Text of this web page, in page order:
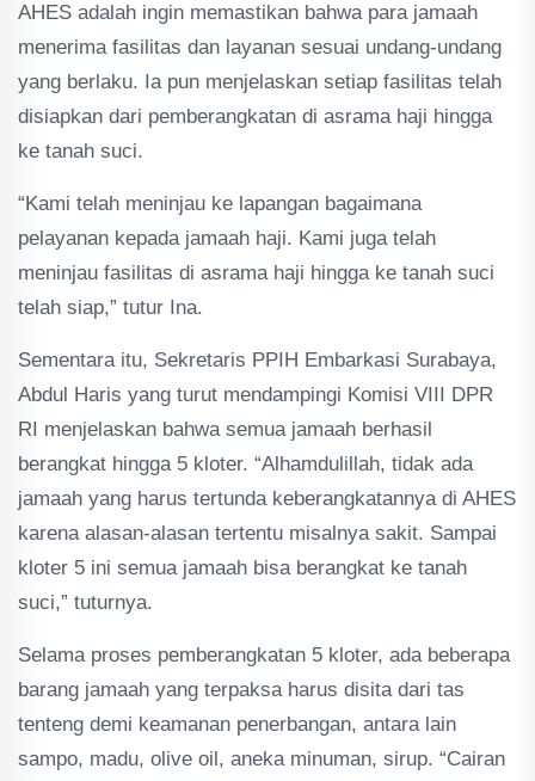
AHES adalah ingin memastikan bahwa para jamaah
menerima fasilitas dan layanan sesuai undang-undang
yang berlaku. Ia pun menjelaskan setiap fasilitas telah
disiapkan dari pemberangkatan di asrama haji hingga
ke tanah suci.
“Kami telah meninjau ke lapangan bagaimana
pelayanan kepada jamaah haji. Kami juga telah
meninjau fasilitas di asrama haji hingga ke tanah suci
telah siap,” tutur Ina.
Sementara itu, Sekretaris PPIH Embarkasi Surabaya,
Abdul Haris yang turut mendampingi Komisi VIII DPR
RI menjelaskan bahwa semua jamaah berhasil
berangkat hingga 5 kloter. “Alhamdulillah, tidak ada
jamaah yang harus tertunda keberangkatannya di AHES
karena alasan-alasan tertentu misalnya sakit. Sampai
kloter 5 ini semua jamaah bisa berangkat ke tanah
suci,” tuturnya.
Selama proses pemberangkatan 5 kloter, ada beberapa
barang jamaah yang terpaksa harus disita dari tas
tenteng demi keamanan penerbangan, antara lain
sampo, madu, olive oil, aneka minuman, sirup. “Cairan